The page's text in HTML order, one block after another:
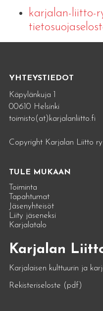
karjalan-liitto-
YHTEYSTIEDOT
Käpylänkuja 1
00610 Helsinki
toimisto(at)karjalanliitto.fi
Copyright Karjalan Liitto ry
TULE MUKAAN
Toiminta
Tapahtumat
Jäsenyhteisöt
Liity jäseneksi
Karjalatalo
Karjalan
Karjalaisen kulttuurin ja
Rekisteriseloste (pdf)